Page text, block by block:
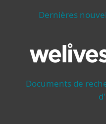
Dernières
Documents de